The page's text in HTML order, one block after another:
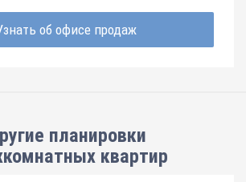
об офисе продаж
планировки
квартир